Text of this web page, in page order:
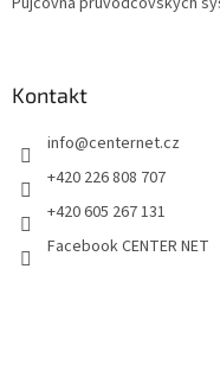
Kontakt
info@centernet.cz
+420 226 808 707
+420 605 267 131
Facebook CENTER NET